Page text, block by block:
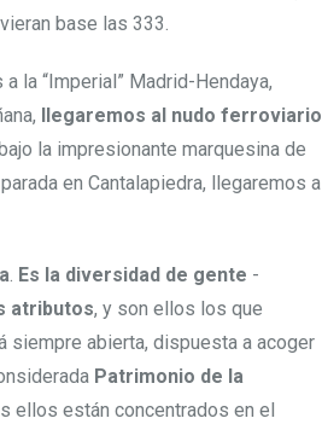
base las 333.
la “Imperial” Madrid-Hendaya,
llegaremos al nudo ferroviario
la impresionante marquesina de
en Cantalapiedra, llegaremos a
. Es la diversidad de gente -
atributos, y son ellos los que
siempre abierta, dispuesta a acoger
Patrimonio de la
ellos están concentrados en el